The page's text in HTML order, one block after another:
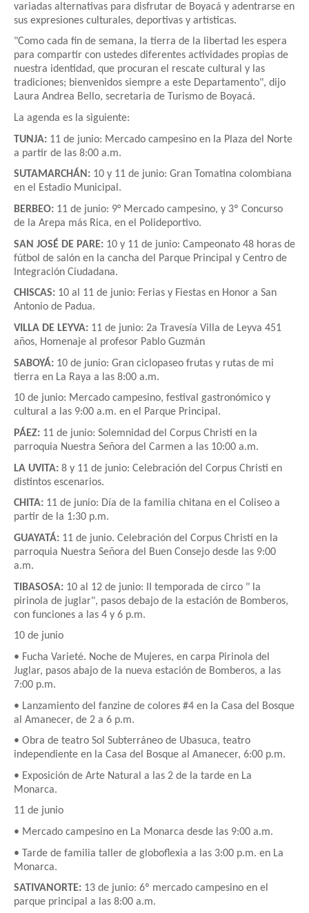
variadas alternativas para disfrutar de Boyacá y adentrarse en
sus expresiones culturales, deportivas y artísticas.
"Como cada fin de semana, la tierra de la libertad les espera
para compartir con ustedes diferentes actividades propias de
nuestra identidad, que procuran el rescate cultural y las
tradiciones; bienvenidos siempre a este Departamento", dijo
Laura Andrea Bello, secretaria de Turismo de Boyacá.
La agenda es la siguiente:
TUNJA: 11 de junio: Mercado campesino en la Plaza del Norte
a partir de las 8:00 a.m.
SUTAMARCHÁN: 10 y 11 de junio: Gran Tomatina colombiana
en el Estadio Municipal.
BERBEO: 11 de junio: 9° Mercado campesino, y 3º Concurso
de la Arepa más Rica, en el Polideportivo.
SAN JOSÉ DE PARE: 10 y 11 de junio: Campeonato 48 horas de
fútbol de salón en la cancha del Parque Principal y Centro de
Integración Ciudadana.
CHISCAS: 10 al 11 de junio: Ferias y Fiestas en Honor a San
Antonio de Padua.
VILLA DE LEYVA: 11 de junio: 2a Travesía Villa de Leyva 451
años, Homenaje al profesor Pablo Guzmán
SABOYÁ: 10 de junio: Gran ciclopaseo frutas y rutas de mi
tierra en La Raya a las 8:00 a.m.
10 de junio: Mercado campesino, festival gastronómico y
cultural a las 9:00 a.m. en el Parque Principal.
PÁEZ: 11 de junio: Solemnidad del Corpus Christi en la
parroquia Nuestra Señora del Carmen a las 10:00 a.m.
LA UVITA: 8 y 11 de junio: Celebración del Corpus Christi en
distintos escenarios.
CHITA: 11 de junio: Día de la familia chitana en el Coliseo a
partir de la 1:30 p.m.
GUAYATÁ: 11 de junio. Celebración del Corpus Christi en la
parroquia Nuestra Señora del Buen Consejo desde las 9:00
a.m.
TIBASOSA: 10 al 12 de junio: II temporada de circo " la
pirinola de juglar", pasos debajo de la estación de Bomberos,
con funciones a las 4 y 6 p.m.
10 de junio
• Fucha Varieté. Noche de Mujeres, en carpa Pirinola del
Juglar, pasos abajo de la nueva estación de Bomberos, a las
7:00 p.m.
• Lanzamiento del fanzine de colores #4 en la Casa del Bosque
al Amanecer, de 2 a 6 p.m.
• Obra de teatro Sol Subterráneo de Ubasuca, teatro
independiente en la Casa del Bosque al Amanecer, 6:00 p.m.
• Exposición de Arte Natural a las 2 de la tarde en La
Monarca.
11 de junio
• Mercado campesino en La Monarca desde las 9:00 a.m.
• Tarde de familia taller de globoflexia a las 3:00 p.m. en La
Monarca.
SATIVANORTE: 13 de junio: 6º mercado campesino en el
parque principal a las 8:00 a.m.